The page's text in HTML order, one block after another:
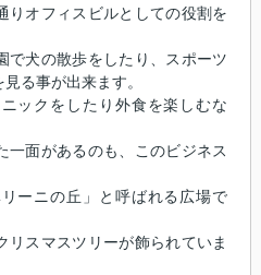
りオフィスビルとしての役割を
で犬の散歩をしたり、スポーツ
る事が出来ます。
ックをしたり外食を楽しむな
一面があるのも、このビジネス
ーニの丘」と呼ばれる広場で
リスマスツリーが飾られていま